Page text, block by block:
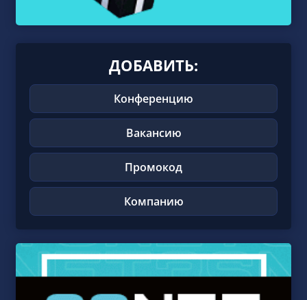
ДОБАВИТЬ:
Конференцию
Вакансию
Промокод
Компанию